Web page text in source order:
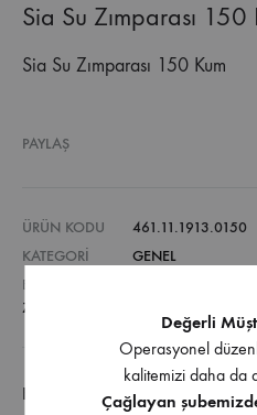
Sia Su Zımparası 150
Sia Su Zımparası 150 Kum
PAYLAŞ
ÜRÜN KODU
461.11.1913.0150
KATEGORI
GENEL
ETIKETLER
ZIMPARALAR
EK BILGI
Değerli
Operasyonel
kalitemizi daha da
Çağlayan